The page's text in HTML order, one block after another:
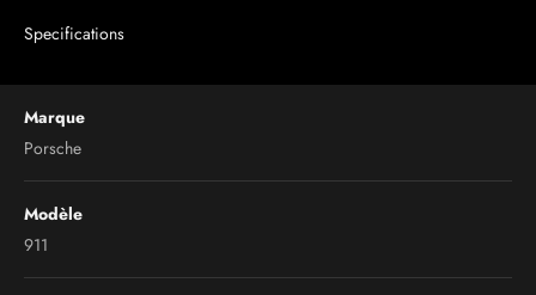
Specifications
Marque
Porsche
Modèle
911